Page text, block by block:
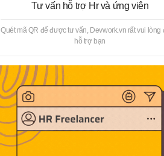
Tư vấn hỗ trợ Hr và ứng viên
Quét mã QR để được tư vấn, Devwork.vn rất vui lòng
hỗ trợ bạn